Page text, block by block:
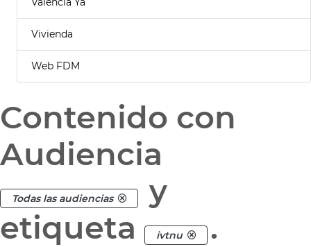
Vivienda
Web FDM
Contenido con
Audiencia
Todas las audiencias
y
etiqueta
ivtnu .